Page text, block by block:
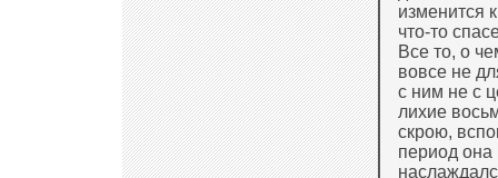
изменится
что-то
Все то, о
вовсе не
с ним не с
лихие
скрою,
период она